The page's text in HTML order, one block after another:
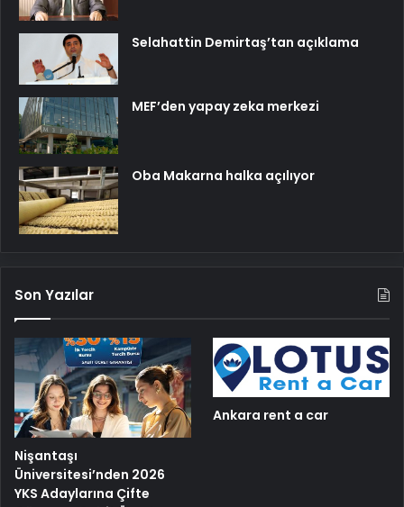
Selahattin Demirtaş’tan açıklama
MEF’den yapay zeka merkezi
Oba Makarna halka açılıyor
Son Yazılar
Nişantaşı
Üniversitesi’nden 2026
YKS Adaylarına Çifte
Ankara rent a car